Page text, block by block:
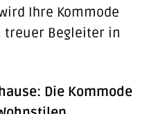
Ihre Kommode
treuer Begleiter in
Die Kommode